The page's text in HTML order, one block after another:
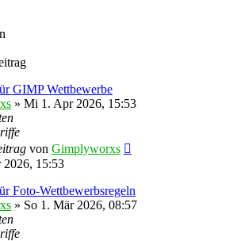
GIMP Wettbewerbe
» Mi 1. Apr 2026, 15:53
von Gimplyworxs
15:53
Foto-Wettbewerbsregeln
» So 1. Mär 2026, 08:57